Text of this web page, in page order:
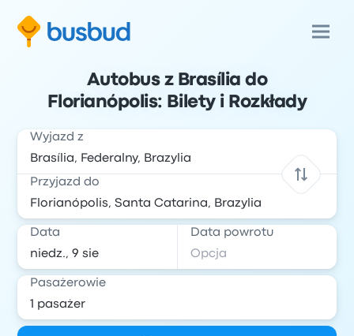
Autobus z Brasília do
Florianópolis: Bilety i Rozkłady
Wyjazd z
Przyjazd do
Data Data powrotu
Pasażerowie